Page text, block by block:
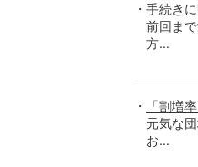
手続き
前回ま
方...
「割増
元気な
お...